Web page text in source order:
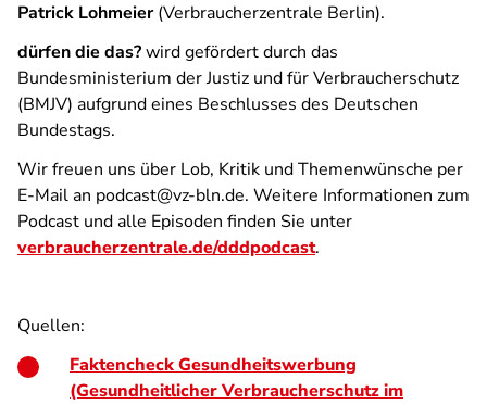
Patrick Lohmeier(Verbraucherzentrale Berlin).
dürfen die das?wird gefördert durch das
Bundesministerium der Justiz und für Verbraucherschutz
(BMJV) aufgrund eines Beschlusses des Deutschen
Bundestags.
Wir freuen uns über Lob, Kritik und Themenwünsche per
E-Mail an podcast@vz-bln.de. Weitere Informationen zum
Podcast und alle Episoden finden Sie unter
verbraucherzentrale.de/dddpodcast.
Quellen:
Faktencheck Gesundheitswerbung
(Gesundheitlicher Verbraucherschutz im